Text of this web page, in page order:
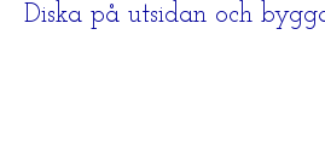
Diska på utsidan och